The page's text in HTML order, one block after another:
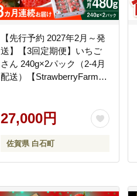
【先行予約 2027年2月～発
送】【3回定期便】いちご
さん 240g×2パック（2-4月
配送）【StrawberryFarm-
27,000円
佐賀県 白石町